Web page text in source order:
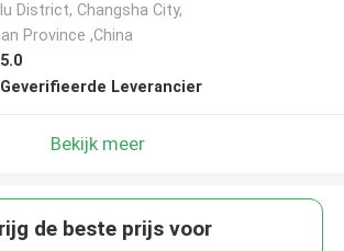
District, Changsha City,
Province ,China
5.0
Geverifieerde Leverancier
Bekijk meer
de beste prijs voor